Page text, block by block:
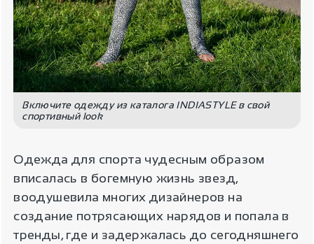
Включите одежду из каталога INDIASTYLE в свой
спортивный look
Одежда для спорта чудесным образом
вписалась в богемную жизнь звезд,
воодушевила многих дизайнеров на
создание потрясающих нарядов и попала в
тренды, где и задержалась до сегодняшнего